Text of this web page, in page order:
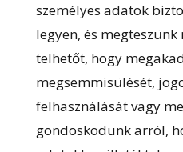
személyes adatok
legyen, és
telhetőt, hogy
megsemmisülését,
felhasználását vagy
gondoskodunk arról,